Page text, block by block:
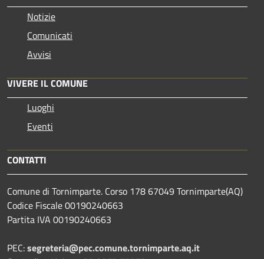
Notizie
Comunicati
Avvisi
VIVERE IL COMUNE
Luoghi
Eventi
CONTATTI
Comune di Tornimparte. Corso 178 67049 Tornimparte(AQ)
Codice Fiscale 00190240663
Partita IVA 00190240663
PEC:segreteria@pec.comune.tornimparte.aq.it